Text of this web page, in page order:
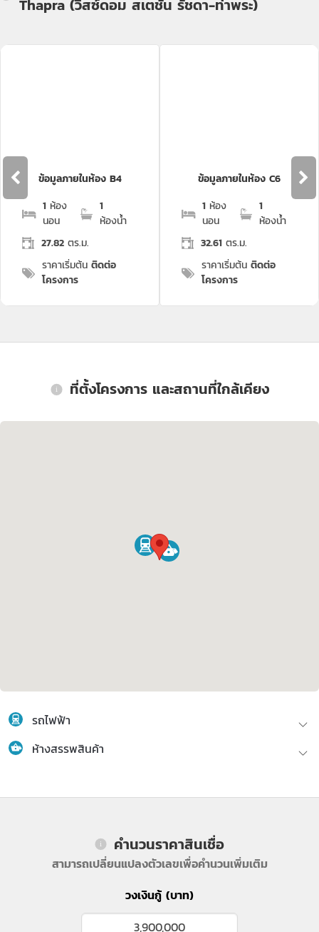
Thapra (วิสซ์ดอม สเตชั่น รัชดา-ท่าพระ)
ข้อมูลภายในห้อง B4
1 ห้อง
นอน
1
ห้องน้ำ
27.82 ตร.ม.
ราคาเริ่มต้น ติดต่อ
โครงการ
ข้อมูลภายในห้อง C6
1 ห้อง
นอน
1
ห้องน้ำ
32.61 ตร.ม.
ราคาเริ่มต้น ติดต่อ
โครงการ
ที่ตั้งโครงการ และสถานที่ใกล้เคียง
รถไฟฟ้า
ห้างสรรพสินค้า
คำนวนราคาสินเชื่อ
สามารถเปลี่ยนแปลงตัวเลขเพื่อคำนวนเพิ่มเติม
วงเงินกู้ (บาท)